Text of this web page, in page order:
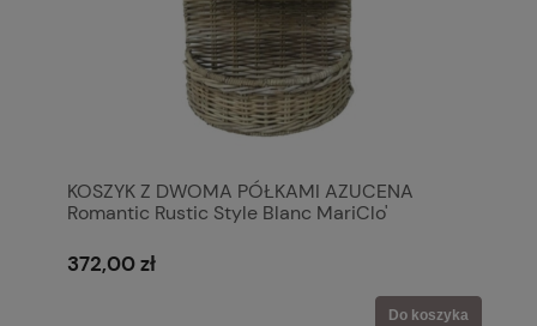
KOSZYK Z DWOMA PÓŁKAMI AZUCENA
Romantic Rustic Style Blanc MariClo'
372,00 zł
Do koszyka